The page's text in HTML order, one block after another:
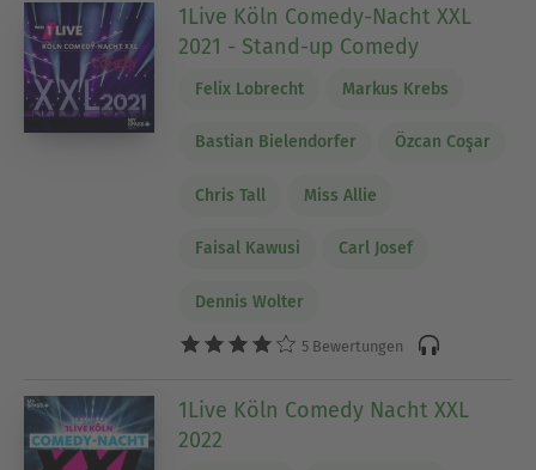
1Live Köln Comedy-Nacht XXL
2021 - Stand-up Comedy
Felix Lobrecht Markus Krebs
Bastian Bielendorfer Özcan Coşar
Chris Tall Miss Allie
Faisal Kawusi Carl Josef
Dennis Wolter
5 Bewertungen
1Live Köln Comedy Nacht XXL
2022